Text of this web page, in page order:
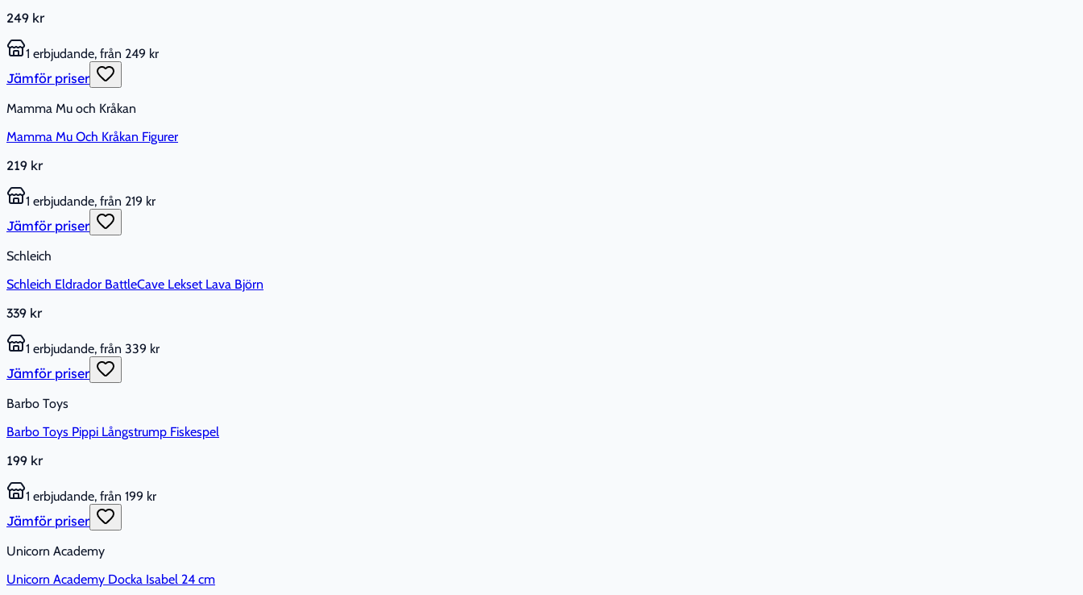
249 kr
1 erbjudande, från 249 kr
Jämför priser
Mamma Mu och Kråkan
Mamma Mu Och Kråkan Figurer
219 kr
1 erbjudande, från 219 kr
Jämför priser
Schleich
Schleich Eldrador BattleCave Lekset Lava Björn
339 kr
1 erbjudande, från 339 kr
Jämför priser
Barbo Toys
Barbo Toys Pippi Långstrump Fiskespel
199 kr
1 erbjudande, från 199 kr
Jämför priser
Unicorn Academy
Unicorn Academy Docka Isabel 24 cm